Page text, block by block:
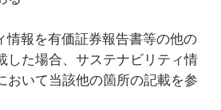
情報を有価証券報告書等の他の
した場合、サステナビリティ情
おいて当該他の箇所の記載を参